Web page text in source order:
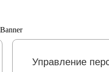
Управление